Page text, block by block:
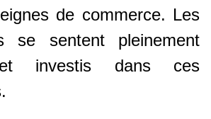
de commerce. Les
se sentent pleinement
et investis dans ces